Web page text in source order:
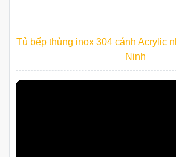
Tủ bếp thùng inox 304 cánh Acrylic
Ninh